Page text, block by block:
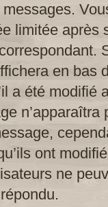
limitée après
en bas
a été modifié
ont
ne